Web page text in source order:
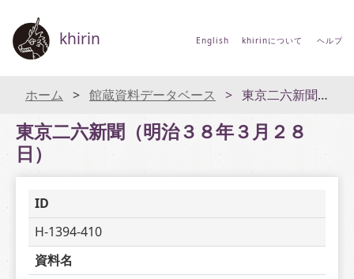
khirin English khirinについて ヘルプ
ホーム 館蔵資料データベース 東京二六新聞（明治３８年３月２８日）
東京二六新聞（明治３８年３月２８
日）
ID
H-1394-410
資料名